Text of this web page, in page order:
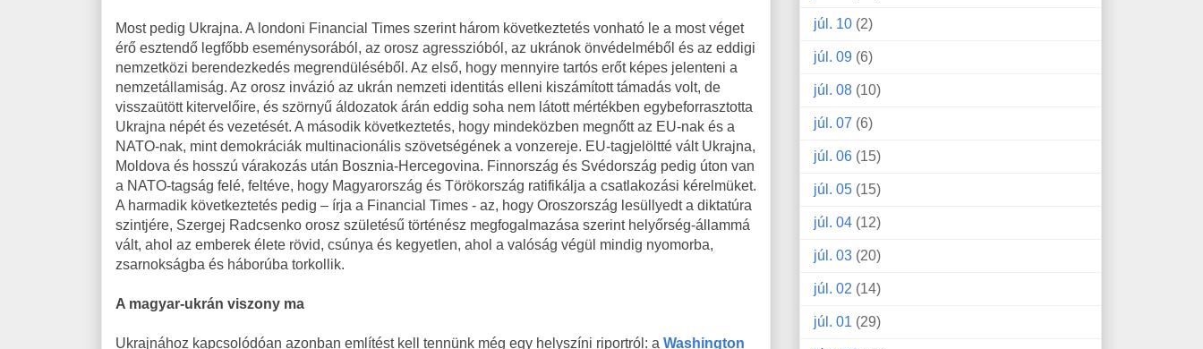
Most pedig Ukrajna. A londoni Financial Times szerint három következtetés vonható le a most véget
érő esztendő legfőbb eseménysorából, az orosz agresszióból, az ukránok önvédelméből és az eddigi
nemzetközi berendezkedés megrendüléséből. Az első, hogy mennyire tartós erőt képes jelenteni a
nemzetállamiság. Az orosz invázió az ukrán nemzeti identitás elleni kiszámított támadás volt, de
visszaütött kitervelőire, és szörnyű áldozatok árán eddig soha nem látott mértékben egybeforrasztotta
Ukrajna népét és vezetését. A második következtetés, hogy mindeközben megnőtt az EU-nak és a
NATO-nak, mint demokráciák multinacionális szövetségének a vonzereje. EU-tagjelöltté vált Ukrajna,
Moldova és hosszú várakozás után Bosznia-Hercegovina. Finnország és Svédország pedig úton van
a NATO-tagság felé, feltéve, hogy Magyarország és Törökország ratifikálja a csatlakozási kérelmüket.
A harmadik következtetés pedig – írja a Financial Times - az, hogy Oroszország lesüllyedt a diktatúra
szintjére, Szergej Radcsenko orosz születésű történész megfogalmazása szerint helyőrség-állammá
vált, ahol az emberek élete rövid, csúnya és kegyetlen, ahol a valóság végül mindig nyomorba,
zsarnokságba és háborúba torkollik.
A magyar-ukrán viszony ma
Ukrajnához kapcsolódóan azonban említést kell tennünk még egy helyszíni riportról: a Washington
júl. 10 (2)
júl. 09 (6)
júl. 08 (10)
júl. 07 (6)
júl. 06 (15)
júl. 05 (15)
júl. 04 (12)
júl. 03 (20)
júl. 02 (14)
júl. 01 (29)